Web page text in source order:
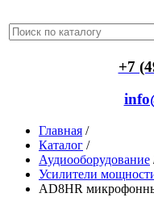
+7
Главная /
Каталог /
Аудиооборудование
Усилители
AD8HR